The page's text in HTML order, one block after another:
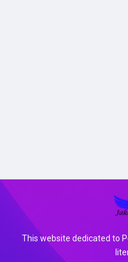
This website dedicated to